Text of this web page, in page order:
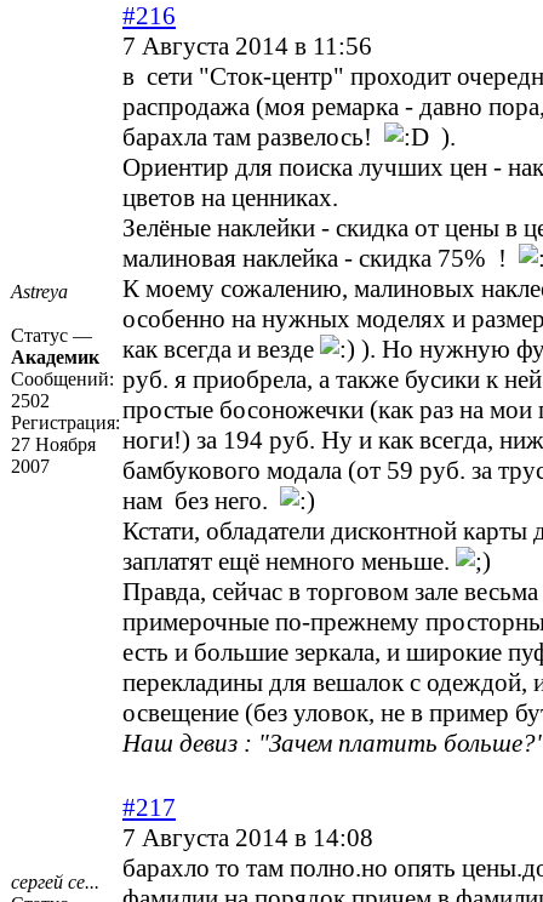
Astreya
Статус —
Академик
Сообщений:
2502
Регистрация:
27 Ноября
2007
#216
7 Августа 2014 в 11:56
в сети "Сток-центр" проходит
распродажа (моя ремарка - давно
барахла там развелось!
).
Ориентир для поиска лучших цен -
цветов на ценниках.
Зелёные наклейки - скидка от цены в
малиновая наклейка - скидка 75% !
К моему сожалению, малиновых
особенно на нужных моделях и
как всегда и везде
). Но нужную
руб. я приобрела, а также бусики к
простые босоножечки (как раз на
ноги!) за 194 руб. Ну и как всегда,
бамбукового модала (от 59 руб. за
нам без него.
Кстати, обладатели дисконтной карты
заплатят ещё немного меньше.
Правда, сейчас в торговом зале
примерочные по-прежнему
есть и большие зеркала, и широкие
перекладины для вешалок с одеждой,
освещение (без уловок, не в пример
Наш девиз : "Зачем платить
сергей се...
#217
7 Августа 2014 в 14:08
барахло то там полно.но опять